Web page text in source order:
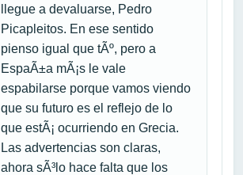
llegue a devaluarse, Pedro
Picapleitos. En ese sentido
pienso igual que tÃº, pero a
EspaÃ±a mÃ¡s le vale
espabilarse porque vamos viendo
que su futuro es el reflejo de lo
que estÃ¡ ocurriendo en Grecia.
Las advertencias son claras,
ahora sÃ³lo hace falta que los